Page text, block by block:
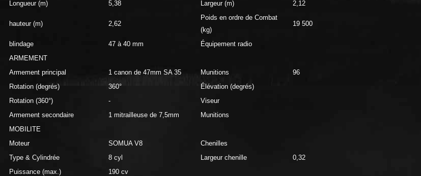
Longueur (m)
5,38 Largeur (m) 2,12
hauteur (m) 2,62
Poids en ordre de Combat
(kg)
19 500
blindage 47 à 40 mm
Équipement radio
ARMEMENT
Armement principal
1 canon de 47mm SA 35 Munitions
96
Rotation (degrés)
360°
Élévation (degrés)
Rotation (360°)
-
Viseur
Armement secondaire
1 mitrailleuse de 7,5mm
Munitions
MOBILITE
Moteur
SOMUA V8
Chenilles
Type & Cylindrée
8 cyl Largeur chenille
0,32
Puissance (max.)
190 cv